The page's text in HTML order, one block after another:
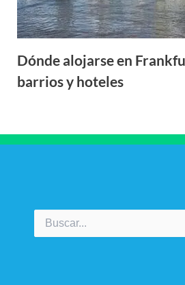
Dónde alojarse en
barrios y hoteles
Buscar
por: